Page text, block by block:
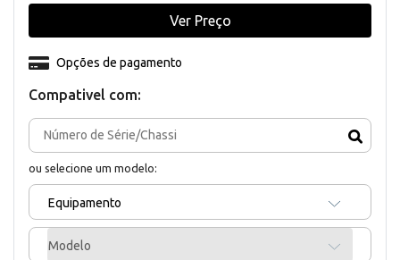
Compativel com:
ou selecione um modelo:
Equipamento
Modelo
Opções de pagamento
Ver Preço